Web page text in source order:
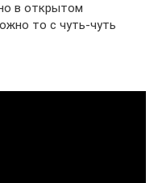
в открытом
то с чуть-чуть